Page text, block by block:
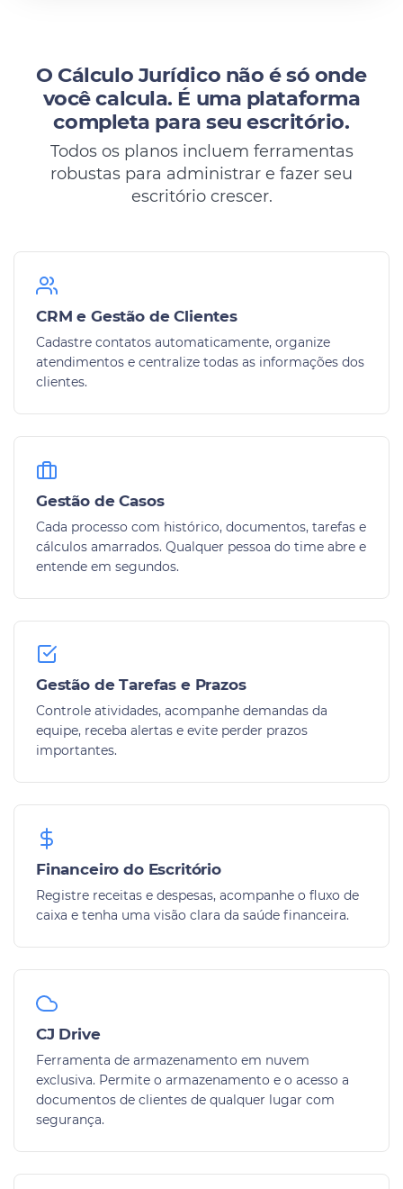
O Cálculo Jurídico não é só onde
você calcula. É uma plataforma
completa para seu escritório.
Todos os planos incluem ferramentas
robustas para administrar e fazer seu
escritório crescer.
CRM e Gestão de Clientes
Cadastre contatos automaticamente, organize
atendimentos e centralize todas as informações dos
clientes.
Gestão de Casos
Cada processo com histórico, documentos, tarefas e
cálculos amarrados. Qualquer pessoa do time abre e
entende em segundos.
Gestão de Tarefas e Prazos
Controle atividades, acompanhe demandas da
equipe, receba alertas e evite perder prazos
importantes.
Financeiro do Escritório
Registre receitas e despesas, acompanhe o fluxo de
caixa e tenha uma visão clara da saúde financeira.
CJ Drive
Ferramenta de armazenamento em nuvem
exclusiva. Permite o armazenamento e o acesso a
documentos de clientes de qualquer lugar com
segurança.